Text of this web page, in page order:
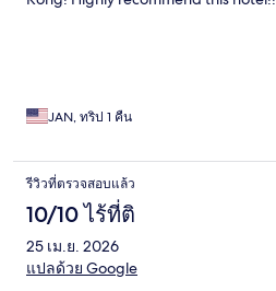
JAN, ทริป 1 คืน
รีวิวที่ตรวจสอบแล้ว
10/10 ไร้ที่ติ
25 เม.ย. 2026
แปลด้วย Google